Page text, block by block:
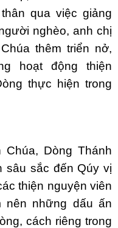
qua việc giảng
nghèo, anh chị
thêm triển nở,
hoạt động thiện
thực hiện trong
Dòng Thánh
sâu sắc đến Qúy vị
thiện nguyện viên
nên những dấu ấn
cách riêng trong